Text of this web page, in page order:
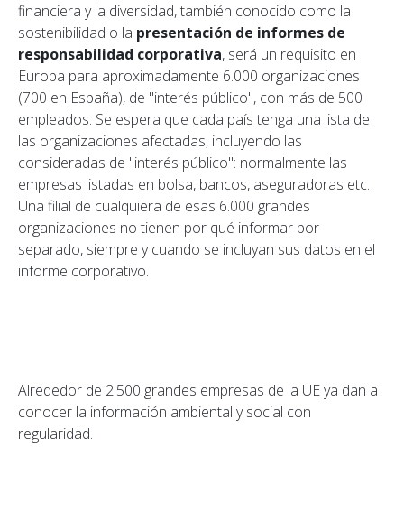
financiera y la diversidad, también conocido como la
sostenibilidad o la presentación de informes de
responsabilidad corporativa, será un requisito en
Europa para aproximadamente 6.000 organizaciones
(700 en España), de "interés público", con más de 500
empleados. Se espera que cada país tenga una lista de
las organizaciones afectadas, incluyendo las
consideradas de "interés público": normalmente las
empresas listadas en bolsa, bancos, aseguradoras etc.
Una filial de cualquiera de esas 6.000 grandes
organizaciones no tienen por qué informar por
separado, siempre y cuando se incluyan sus datos en el
informe corporativo.
Alrededor de 2.500 grandes empresas de la UE ya dan a
conocer la información ambiental y social con
regularidad.